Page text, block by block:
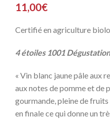
11,00€
Certifié en agriculture
4 étoiles 1001
« Vin blanc jaune pâle aux
aux notes de pomme et de
gourmande, pleine de
en finale ce qui donne un